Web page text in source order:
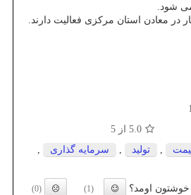
شود.
در معادن استان مرکزی فعالیت دارند.
5.0 از 5
تولید سرمایه گذاری
اومد؟ (1)
(0)